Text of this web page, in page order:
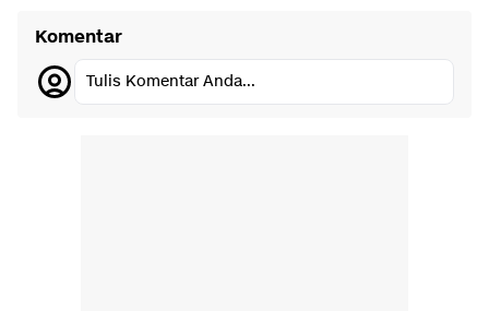
Komentar
Tulis Komentar Anda...